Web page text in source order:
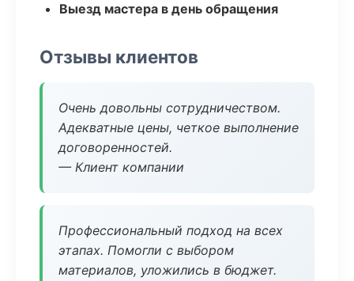
Выезд мастера в день обращения
Отзывы клиентов
Очень довольны сотрудничеством.
Адекватные цены, четкое выполнение
договоренностей.
— Клиент компании
Профессиональный подход на всех
этапах. Помогли с выбором
материалов, уложились в бюджет.